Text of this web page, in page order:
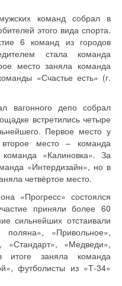
команд собрал в
этого вида спорта.
6 команд из городов
стала команда
место заняла команда
«Счастье есть» (г.
вагонного депо собрал
встретились четыре
Первое место у
место – команда
«Калиновка». За
«Интердизайн», но в
четвёртое место.
«Прогресс» состоялся
приняли более 60
сильнейших отстаивали
«Привольное»,
«Стандарт», «Медведи»,
итоге заняла команда
футболисты из «Т-34»